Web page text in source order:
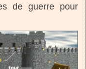
de guerre pour